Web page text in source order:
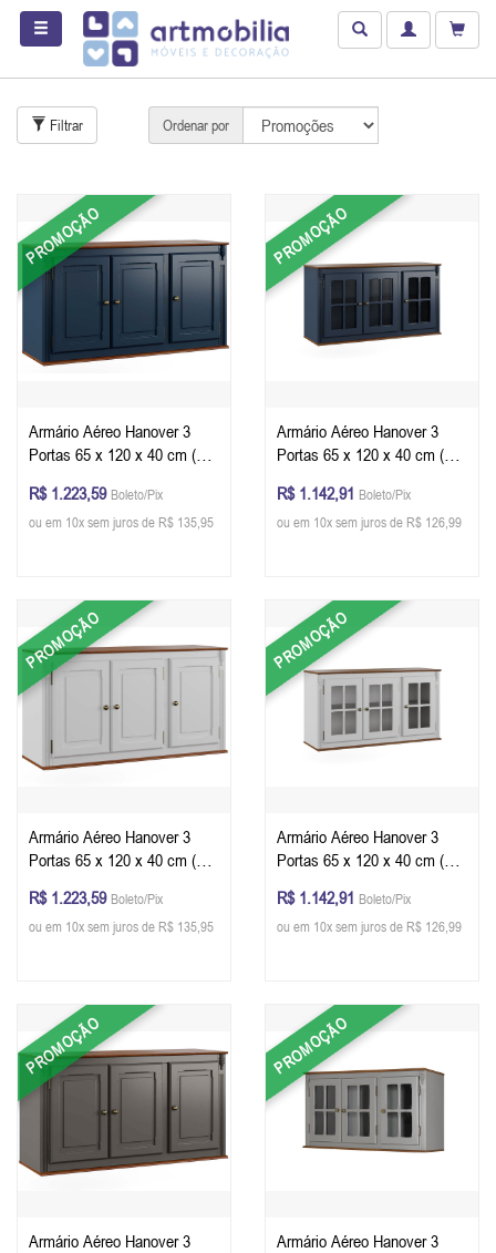
Filtrar Ordenar por
PROMOÇÃO
Armário Aéreo Hanover 3
Portas 65 x 120 x 40 cm (A x
Imbuia Glazer
R$ 1.223,59 Boleto/Pix
ou em 10x sem juros de R$ 135,95
PROMOÇÃO
Armário Aéreo Hanover 3
Portas 65 x 120 x 40 cm (A x
Imbuia Glazer
R$ 1.142,91 Boleto/Pix
ou em 10x sem juros de R$ 126,99
PROMOÇÃO
Armário Aéreo Hanover 3
Portas 65 x 120 x 40 cm (A x
Glazer
R$ 1.223,59 Boleto/Pix
ou em 10x sem juros de R$ 135,95
PROMOÇÃO
Armário Aéreo Hanover 3
Portas 65 x 120 x 40 cm (A x
Glazer
R$ 1.142,91 Boleto/Pix
ou em 10x sem juros de R$ 126,99
PROMOÇÃO
Armário Aéreo Hanover 3
PROMOÇÃO
Armário Aéreo Hanover 3